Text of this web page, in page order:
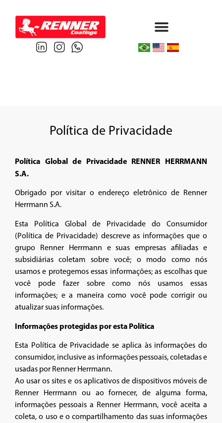
Política de Privacidade
Política Global de Privacidade RENNER HERRMANN
S.A.
Obrigado por visitar o endereço eletrônico de Renner
Herrmann S.A.
Esta Política Global de Privacidade do Consumidor
(Política de Privacidade) descreve as informações que o
grupo Renner Herrmann e suas empresas afiliadas e
subsidiárias coletam sobre você; o modo como nós
usamos e protegemos essas informações; as escolhas que
você pode fazer sobre como nós usamos essas
informações; e a maneira como você pode corrigir ou
atualizar suas informações.
Informações protegidas por esta Política
Esta Política de Privacidade se aplica às informações do
consumidor, inclusive as informações pessoais, coletadas e
usadas por Renner Herrmann.
Ao usar os sites e os aplicativos de dispositivos móveis de
Renner Herrmann ou ao fornecer, de alguma forma,
informações pessoais a Renner Herrmann, você aceita a
coleta, o uso e o compartilhamento das suas informações